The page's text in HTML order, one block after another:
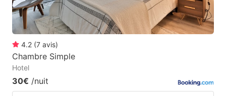
4.2 (7 avis)
Chambre Simple
Hotel
30€ /nuit